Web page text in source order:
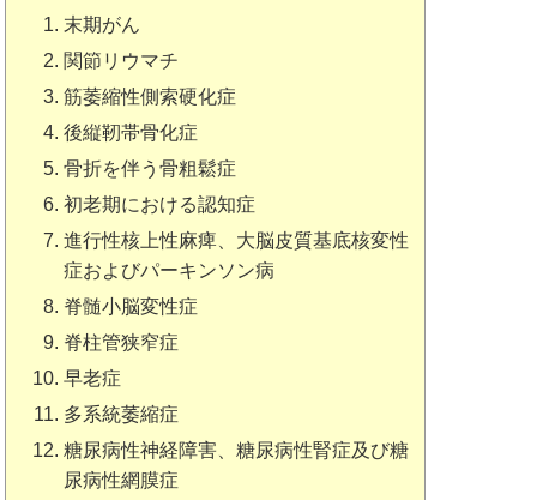
末期がん
関節リウマチ
筋萎縮性側索硬化症
後縦靭帯骨化症
骨折を伴う骨粗鬆症
初老期における認知症
進行性核上性麻痺、大脳皮質基底核変性
症およびパーキンソン病
脊髄小脳変性症
脊柱管狭窄症
早老症
多系統萎縮症
糖尿病性神経障害、糖尿病性腎症及び糖
尿病性網膜症